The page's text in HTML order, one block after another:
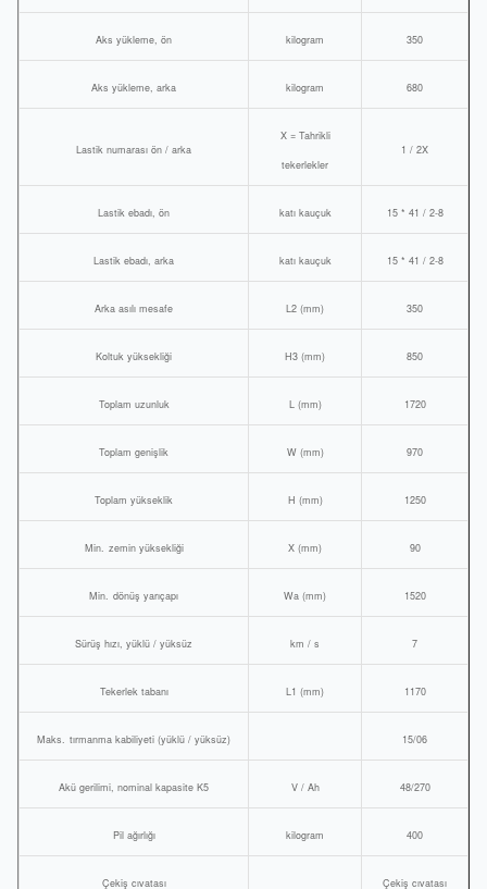
Aks yükleme, ön kilogram 350
Aks yükleme, arka kilogram 680
Lastik numarası ön / arka
X = Tahrikli
tekerlekler
1 / 2X
Lastik ebadı, ön katı kauçuk 15 * 41 / 2-8
Lastik ebadı, arka katı kauçuk 15 * 41 / 2-8
Arka asılı mesafe L2 (mm) 350
Koltuk yüksekliği H3 (mm) 850
Toplam uzunluk L (mm) 1720
Toplam genişlik W (mm) 970
Toplam yükseklik H (mm) 1250
Min. zemin yüksekliği X (mm) 90
Min. dönüş yarıçapı Wa (mm) 1520
Sürüş hızı, yüklü / yüksüz km / s 7
Tekerlek tabanı L1 (mm) 1170
Maks. tırmanma kabiliyeti (yüklü / yüksüz) 15/06
Akü gerilimi, nominal kapasite K5 V / Ah 48/270
Pil ağırlığı kilogram 400
Çekiş cıvatası Çekiş cıvatası